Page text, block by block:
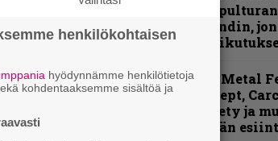
uutta” –
nimeää bändin,
tehneet
Hellsinki Metal
osa 1 – Accept,
Label Society ja
avauspäivän
henkilökohtaisen
hyödynnämme henkilötietoja
kohdentaaksemme sisältöä ja